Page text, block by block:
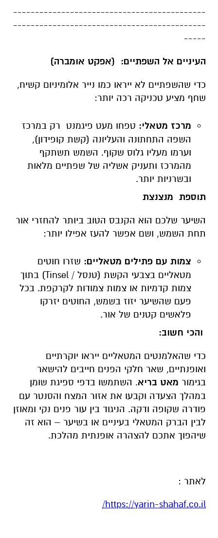
--------------------------------------------
--------------------------------------------
-----
העיניים אל השפתיים: (אפקט אומברה)
כדי שהשפתיים לא ייראו כמו נייר אלומיניום קשיח,
שחף מציע טכניקה רכה יותר:
מרכז מטאלי: טפחו מעט פיגמנט רק במרכז
השפה התחתונה והעליונה (קשת קופידון),
וערמו מעליו גלוס שקוף. השמש תשתקף
מהמרכז ותעניק אשליה של שפתיים מלאות
ובשרניות יותר.
תוספת מנצנצת
השיער שלכם הוא הקנבס הטוב ביותר להחזרי אור
תחת השמש, ושם אפשר להעז אפילו יותר:
צמות עם פתילים מטאליים: שזרו חוטים
מטאליים בצבעי הקשת (טנסל / Tinsel) בתוך
צמות קדמיות או צמות צמודות לקרקפת. בכל
פעם שהשיער יזוז בשמש, החוטים יזרקו
פלאשים קטנים של אור.
והכי חשוב:
כדי שהאלמנטים המטאליים ייראו יוקרתיים
ואופנתיים, שאר חלקי הפנים חייבים להישאר
בגימור מאט בריא. השתמשו בדפי ספיגת שומן
במהלך הצעדה וקבעו את אזור המצח והסנטר עם
פודרה שקופה ודקה. הניגוד בין עור פנים נקי ומאוזן
לבין הברק המטאלי בעיניים או בשיער – הוא זה
שיהפוך אתכם להצהרה אופנתית מהלכת.
לאתר :
https://yarin-shahaf.co.il
/